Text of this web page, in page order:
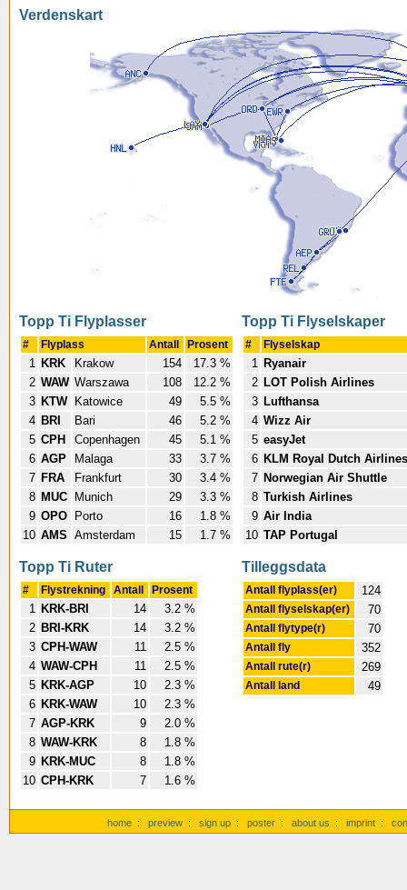
Verdenskart
Topp Ti Flyplasser
# Flyplass Antall Prosent
1 KRK Krakow 154
17.3 %
2 WAW Warszawa 108
12.2 %
3 KTW Katowice 49
5.5 %
4 BRI Bari 46
5.2 %
5 CPH Copenhagen 45
5.1 %
6 AGP Malaga 33
3.7 %
7 FRA Frankfurt 30
3.4 %
8 MUC Munich 29
3.3 %
9 OPO Porto 16
1.8 %
10 AMS Amsterdam 15 1.7 %
Topp Ti Flyselskaper
# Flyselskap
1 Ryanair
2 LOT Polish Airlines
3 Lufthansa
4 Wizz Air
5 easyJet
6 KLM Royal Dutch Airlines
7 Norwegian Air Shuttle
8 Turkish Airlines
9 Air India
10 TAP Portugal
Topp Ti Ruter
# Flystrekning Antall Prosent
1 KRK-BRI 14
3.2 %
2 BRI-KRK 14
3.2 %
3 CPH-WAW 11
2.5 %
4 WAW-CPH 11
2.5 %
5 KRK-AGP 10
2.3 %
6 KRK-WAW 10
2.3 %
7 AGP-KRK 9
2.0 %
8 WAW-KRK 8
1.8 %
9 KRK-MUC 8
1.8 %
10 CPH-KRK 7 1.6 %
Tilleggsdata
Antall flyplass(er) 124
Antall flyselskap(er) 70
Antall flytype(r) 70
Antall fly 352
Antall rute(r) 269
Antall land 49
home : preview : sign up : poster : about us : imprint :